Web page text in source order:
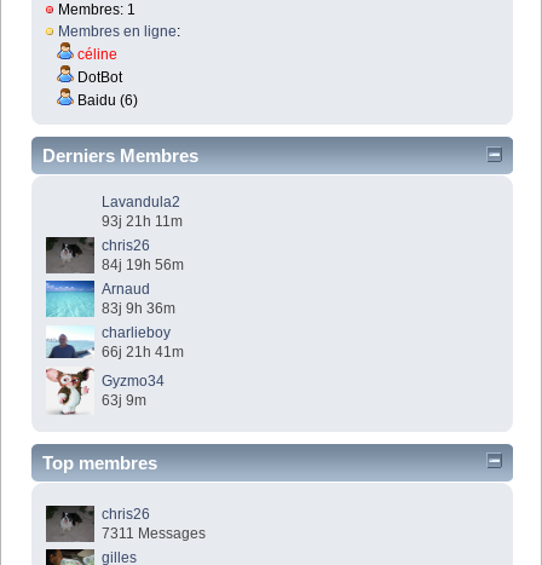
Membres: 1
Membres en ligne:
céline
DotBot
Baidu (6)
Derniers Membres
Lavandula2
93j 21h 11m
chris26
84j 19h 56m
Arnaud
83j 9h 36m
charlieboy
66j 21h 41m
Gyzmo34
63j 9m
Top membres
chris26
7311 Messages
gilles